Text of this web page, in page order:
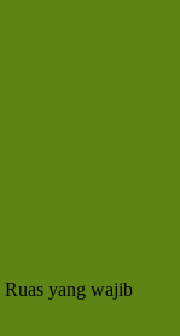
Ruas yang wajib